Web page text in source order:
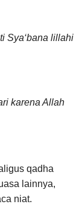
Sya‘bana lillahi
karena Allah
qadha
lainnya,
niat.